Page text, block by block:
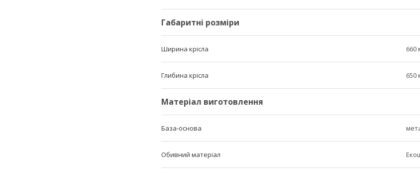
Габаритні розміри
Ширина крісла 660
Глибина крісла 650
Матеріал виготовлення
База-основа
Обивний матеріал